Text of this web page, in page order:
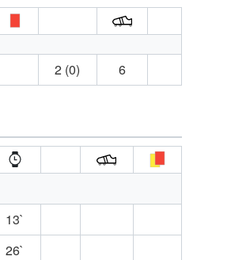
2 (0) 6
13`
26`